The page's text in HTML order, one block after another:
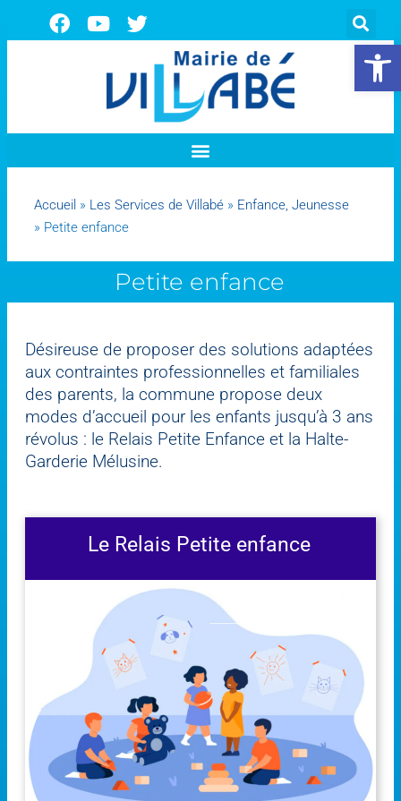
Ouvrir
Accueil » Les Services de Villabé » Enfance, Jeunesse
» Petite enfance
Petite enfance
Désireuse de proposer des solutions adaptées
aux contraintes professionnelles et familiales
des parents, la commune propose deux
modes d’accueil pour les enfants jusqu’à 3 ans
révolus : le Relais Petite Enfance et la Halte-
Garderie Mélusine.
Le Relais Petite enfance